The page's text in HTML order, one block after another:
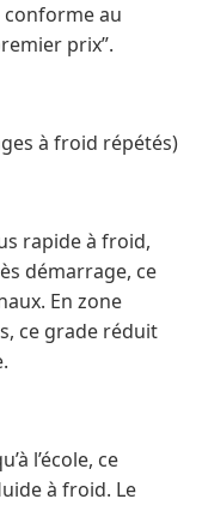
au
prix”.
à froid répétés)
rapide à froid,
démarrage, ce
En zone
ce grade réduit
l’école, ce
à froid. Le